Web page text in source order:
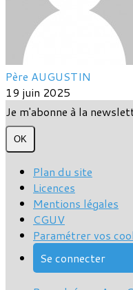
Père AUGUSTIN
19 juin 2025
Je m'abonne à la
OK
Plan du site
Licences
Mentions légales
CGUV
Paramétrer vos
Se connecter